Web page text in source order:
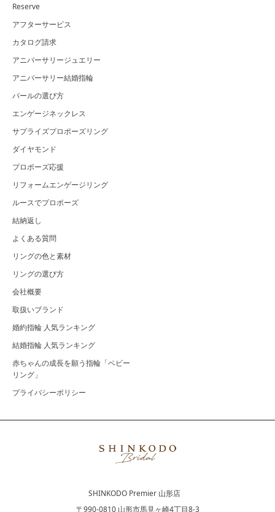
Reserve
アフターサービス
カタログ請求
アニバーサリージュエリー
アニバーサリー結婚指輪
パールの選び方
エンゲージネックレス
サプライズプロポーズリング
ダイヤモンド
プロポーズ応援
リフォームエンゲージリング
ルースでプロポーズ
結納返し
よくある質問
リングの色と素材
リングの選び方
会社概要
取扱いブランド
婚約指輪 人気ランキング
結婚指輪 人気ランキング
赤ちゃんの成長を願う指輪「ベビー
リング」
プライバシーポリシー
SHINKODO Premier 山形店
〒990-0810 山形市馬見ヶ崎4丁目8-3